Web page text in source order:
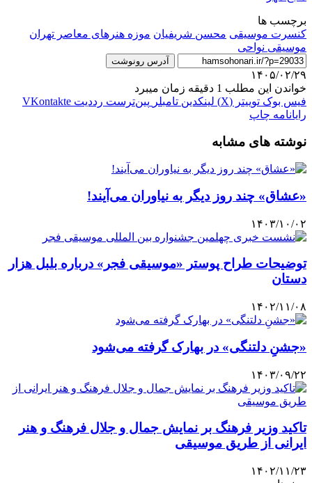
برچسب ها
کنسرت موسیقی محسن شریفیان موزه هنرهای معاصر تهران
موسیقی نواحی
آدرس رونوشت
۱۴۰۵/۰۲/۲۹
خواندن این مطلب 1 دقیقه زمان میبرد
فیس بوک توییتر (X) لینکدین ‫تامبلر ‫پین‌ترست ‫رددیت ‫VKontakte
رایانامه چاپ
نوشته های مشابه
«عشاق» چند روز دیگر به نیاوران می‌آیند!
۱۴۰۳/۱۰/۰۲
توضیحات طراح پوستر «موسیقی فجر» درباره بلبل هزار
دستان
۱۴۰۲/۱۱/۰۸
«جشنِ دلتنگی» در بهارک گرفته می‌شود
۱۴۰۳/۰۹/۲۲
تاکید وزیر فرهنگ بر نمایش جمال و جلال فرهنگ و هنر
ایرانی از طریق موسیقی
۱۴۰۲/۱۱/۲۳